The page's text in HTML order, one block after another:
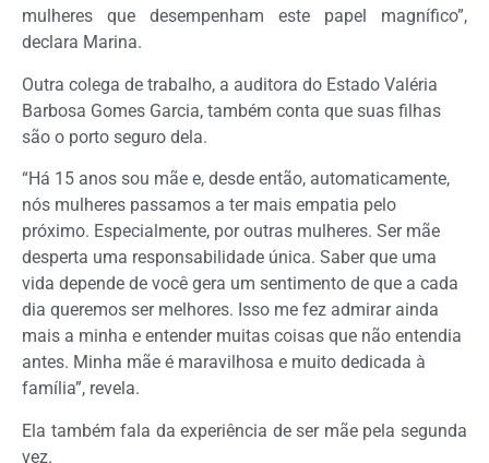
mulheres que desempenham este papel magnífico”,
declara Marina.
Outra colega de trabalho, a auditora do Estado Valéria
Barbosa Gomes Garcia, também conta que suas filhas
são o porto seguro dela.
“Há 15 anos sou mãe e, desde então, automaticamente,
nós mulheres passamos a ter mais empatia pelo
próximo. Especialmente, por outras mulheres. Ser mãe
desperta uma responsabilidade única. Saber que uma
vida depende de você gera um sentimento de que a cada
dia queremos ser melhores. Isso me fez admirar ainda
mais a minha e entender muitas coisas que não entendia
antes. Minha mãe é maravilhosa e muito dedicada à
família”, revela.
Ela também fala da experiência de ser mãe pela segunda
vez.